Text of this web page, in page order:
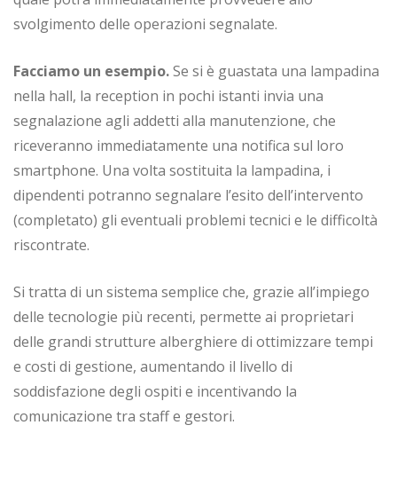
svolgimento delle operazioni segnalate.
Facciamo un esempio.Se si è guastata una lampadina
nella hall, la reception in pochi istanti invia una
segnalazione agli addetti alla manutenzione, che
riceveranno immediatamente una notifica sul loro
smartphone. Una volta sostituita la lampadina, i
dipendenti potranno segnalare l’esito dell’intervento
(completato) gli eventuali problemi tecnici e le difficoltà
riscontrate.
Si tratta di un sistema semplice che, grazie all’impiego
delle tecnologie più recenti, permette ai proprietari
delle grandi strutture alberghiere di ottimizzare tempi
e costi di gestione, aumentando il livello di
soddisfazione degli ospiti e incentivando la
comunicazione tra staff e gestori.